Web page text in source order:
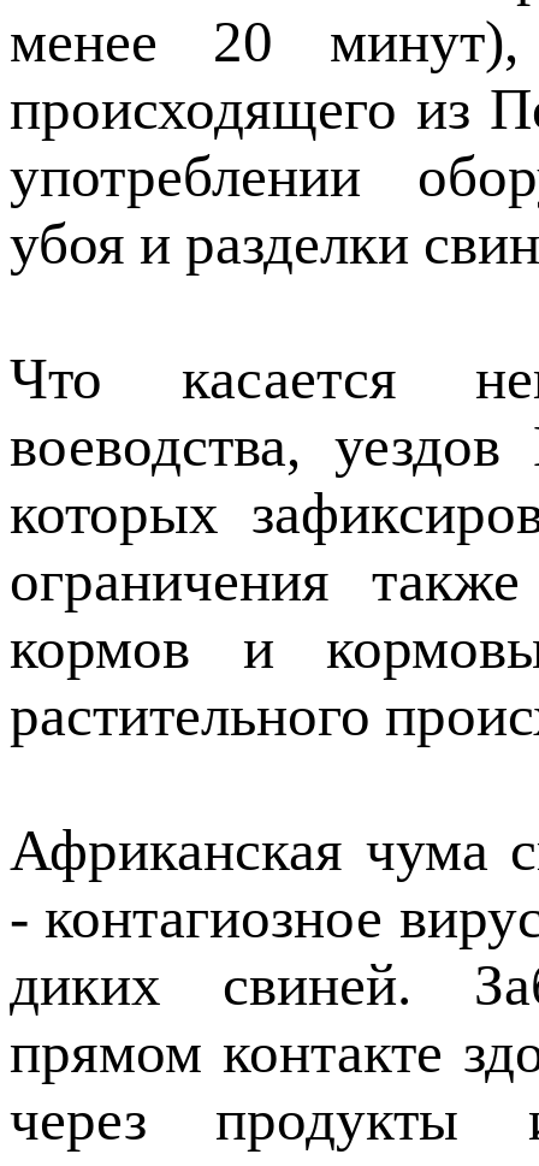
менее 20 минут),
происходящего из
употреблении
убоя и разделки
Что касается
воеводства,
которых
ограничения
кормов и
растительного
Африканская чума
- контагиозное
диких свиней.
прямом контакте
через